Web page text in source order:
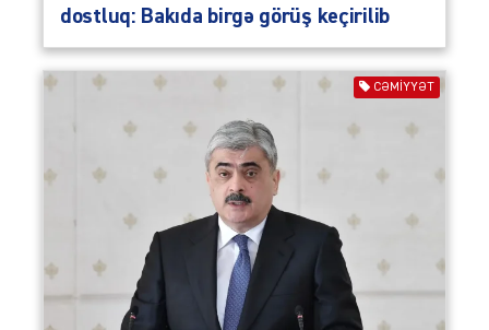
dostluq: Bakıda birgə görüş keçirilib
CƏMIYYƏT